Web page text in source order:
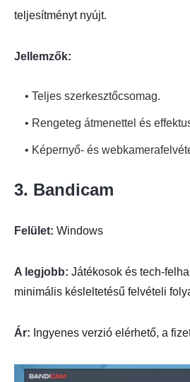
teljesítményt nyújt.
Jellemzők:
• Teljes szerkesztőcsomag.
• Rengeteg átmenettel és
• Képernyő- és
3. Bandicam
Felület: Windows
A legjobb: Játékosok és tech-
minimális késleltetésű felvételi
Ár: Ingyenes verzió elérhető, a